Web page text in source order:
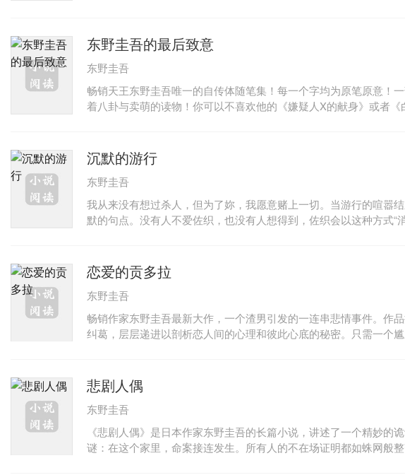
保证能挖出东野流强韧的生存哲学！
东野圭吾的最后致意
东野圭吾
畅销天王东野圭吾唯一的自传体随笔集！每一个字均为原笔原意！
着八卦与卖萌的读物！你可以不喜欢他的《嫌疑人X的献身》或者《
中自己的那个“白痴家庭”有什么笑点？他到底有没有结婚？他是怎么
的？他看上了哪位同行的老婆并且在书中公然示爱？他见到广末凉子
对另一位男性更加不能自已？一次次与大奖无缘，他是怎么从新开始
下了30道大菜？他曾经租住在不足十平米的平房里，上厕所要跑去
顾；他曾经被读者和评论界抛弃，甚至跑到书店买自己的新书以求
十几年，甚至打算用笔名重新出道……如果你只看过他的小说，如果
沉默的游行
东野圭吾
我从来没有想过杀人，但为了妳，我愿意赌上一切。当游行的喧嚣
默的句点。没有人不爱佐织，也没有人想得到，佐织会以这种方式“
陈尸在一间烧毁的破屋里。莲沼宽一是警方眼中的头号嫌犯，他曾涉
案，却靠着狡猾的策略获判无罪。这次他不但故技重施，再次逃过法
厉地找上佐织的家人索取赔偿。强烈的憎恨，让菊野商店街弥漫着复
刑警草薙，只能向天才物理学家汤川学求助。想不到行事一向疏离
但成为并木屋的常客，甚至还与佐织的妹妹约好一起去观赏全市最
了游行当天，莲沼竟然被人杀死了！究竟是谁杀了他？彷佛说好的一
出了一个让人意想不到的选择……爱得有多深，恨得就有多重。失去
多强烈。我们总认为“犯罪”离自己很遥远，但平凡善良的你与“犯罪”
略”系列前所未见的最高杰作。从“伽利略”20年前初登场以来，我们
也见证了东野圭吾的不断进化。当越来越人性化的汤川遇到的不是
恋爱的贡多拉
东野圭吾
畅销作家东野圭吾最新大作，一个渣男引发的一连串悲情事件。作
纠葛，层层递进以剖析恋人间的心理和彼此心底的秘密。只需一个
中的人都是潜在的推理家。一场完美的恋情，需要的不仅仅是爱。
悲剧人偶
东野圭吾
《悲剧人偶》是日本作家东野圭吾的长篇小说，讲述了一个精妙的
谜：在这个家里，命案接连发生。所有人的不在场证明都如蛛网般